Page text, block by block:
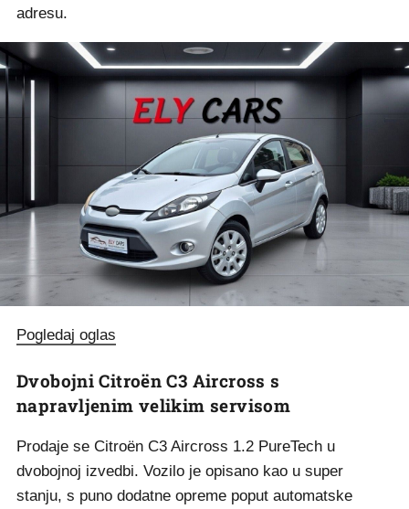
adresu.
Pogledaj oglas
Dvobojni Citroën C3 Aircross s
napravljenim velikim servisom
Prodaje se Citroën C3 Aircross 1.2 PureTech u
dvobojnoj izvedbi. Vozilo je opisano kao u super
stanju, s puno dodatne opreme poput automatske